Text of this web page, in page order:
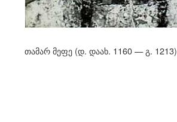
თამარ მეფე (დ. დაახ. 1160 — გ. 1213)